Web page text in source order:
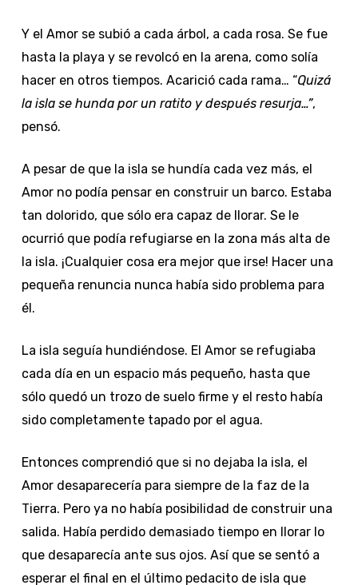
Y el Amor se subió a cada árbol, a cada rosa. Se fue
hasta la playa y se revolcó en la arena, como solía
hacer en otros tiempos. Acarició cada rama… “Quizá
la isla se hunda por un ratito y después resurja…”,
pensó.
A pesar de que la isla se hundía cada vez más, el
Amor no podía pensar en construir un barco. Estaba
tan dolorido, que sólo era capaz de llorar. Se le
ocurrió que podía refugiarse en la zona más alta de
la isla. ¡Cualquier cosa era mejor que irse! Hacer una
pequeña renuncia nunca había sido problema para
él.
La isla seguía hundiéndose. El Amor se refugiaba
cada día en un espacio más pequeño, hasta que
sólo quedó un trozo de suelo firme y el resto había
sido completamente tapado por el agua.
Entonces comprendió que si no dejaba la isla, el
Amor desaparecería para siempre de la faz de la
Tierra. Pero ya no había posibilidad de construir una
salida. Había perdido demasiado tiempo en llorar lo
que desaparecía ante sus ojos. Así que se sentó a
esperar el final en el último pedacito de isla que